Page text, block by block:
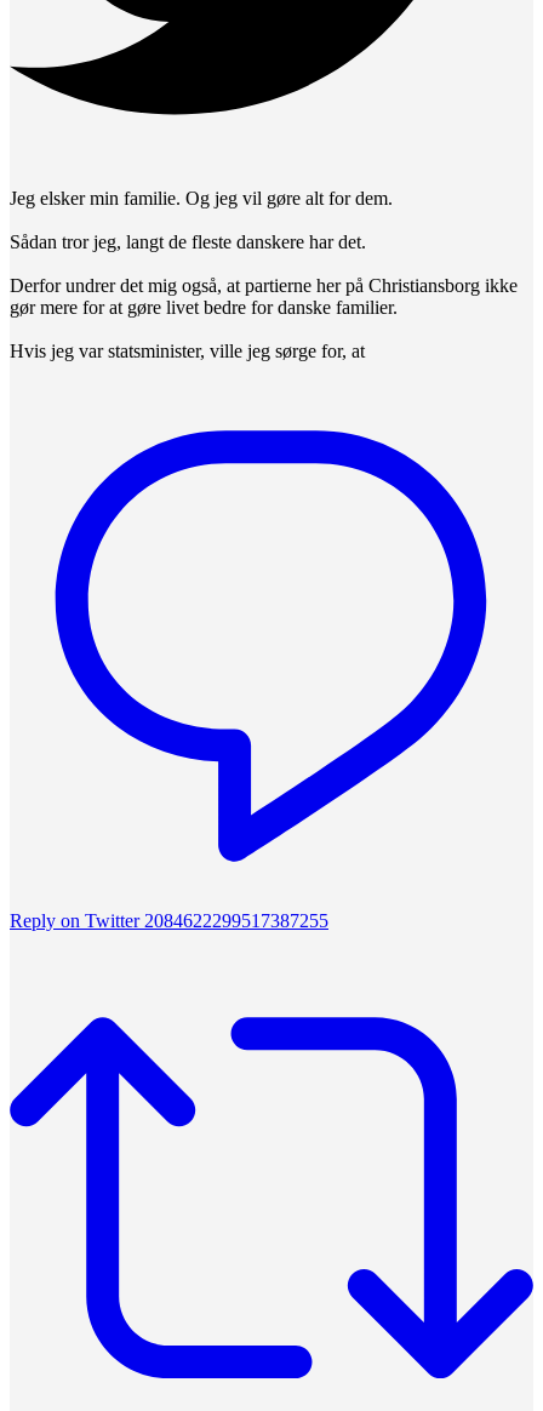
Jeg elsker min familie. Og jeg vil gøre alt for dem.
Sådan tror jeg, langt de fleste danskere har det.
Derfor undrer det mig også, at partierne her på Christiansborg ikke
gør mere for at gøre livet bedre for danske familier.
Hvis jeg var statsminister, ville jeg sørge for, at
Reply on Twitter 2084622299517387255